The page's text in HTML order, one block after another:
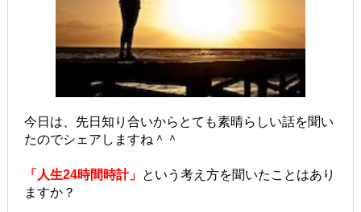
今日は、先日知り合いからとても素晴らしい話を聞い
たのでシェアしますね＾＾
「人生24時間時計」 という 考え方を聞いたことはあり
ますか？